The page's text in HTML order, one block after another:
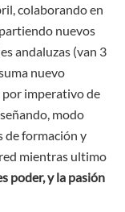
colaborando en
nuevos
andaluzas (van 3
nuevo
por imperativo de
modo
de formación y
mientras ultimo
poder, y la pasión